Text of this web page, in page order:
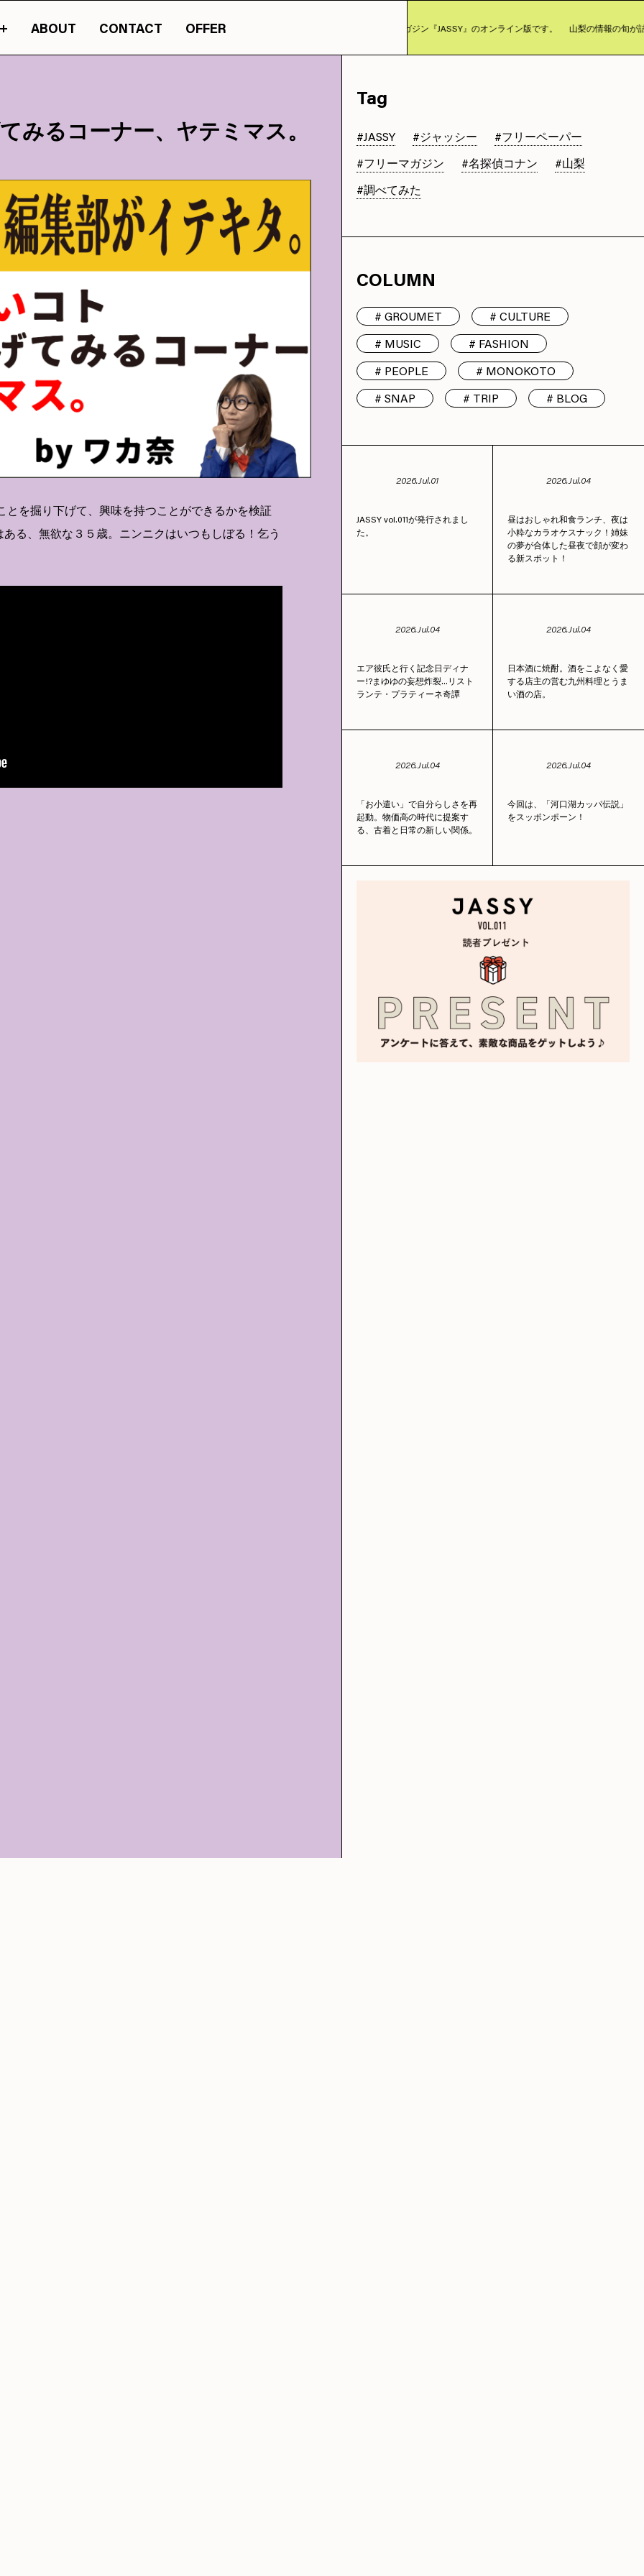
ABOUT CONTACT OFFER
チャーマガジン『JASSY』のオンライン版です。 山梨の情報の旬が詰まったカルチャーマガジン『JASSY』のオンライン版です。 山梨の情報の旬が詰まった
みるコーナー、ヤテミマス。
を掘り下げて、興味を持つことができるかを検証
る、無欲な３５歳。ニンニクはいつもしぼる！乞う
Tag
#JASSY #ジャッシー
#フリーペーパー
#フリーマガジン
#名探偵コナン
#山梨
#調べてみた
COLUMN
GROUMET
CULTURE
MUSIC
FASHION
PEOPLE
MONOKOTO
SNAP
TRIP BLOG
2026.Jul.01
JASSY vol.011が発行されまし
た。
2026.Jul.04
昼はおしゃれ和食ランチ、夜は
小粋なカラオケスナック！姉妹
の夢が合体した昼夜で顔が変わ
る新スポット！
2026.Jul.04
エア彼氏と行く記念日ディナ
ー!?まゆゆの妄想炸裂…リスト
ランテ・プラティーネ奇譚
2026.Jul.04
日本酒に焼酎。酒をこよなく愛
する店主の営む九州料理とうま
い酒の店。
2026.Jul.04
「お小遣い」で自分らしさを再
起動。物価高の時代に提案す
る、古着と日常の新しい関係。
2026.Jul.04
今回は、「河口湖カッパ伝説」
をスッポンポーン！